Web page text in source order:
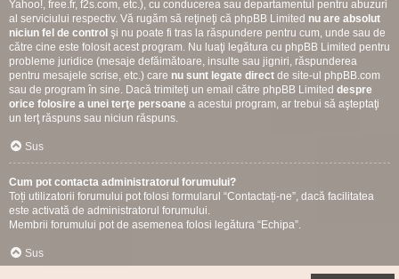
Yahoo!, free.fr, f2s.com, etc.), cu conducerea sau departamentul pentru abuzuri
al serviciului respectiv. Vă rugăm să reţineţi că phpBB Limited nu are absolut
niciun fel de control şi nu poate fi tras la răspundere pentru cum, unde sau de
către cine este folosit acest program. Nu luaţi legătura cu phpBB Limited pentru
probleme juridice (mesaje defăimătoare, insulte sau jigniri, răspunderea
pentru mesajele scrise, etc.) care nu sunt legate direct de site-ul phpBB.com
sau de program în sine. Dacă trimiteţi un email către phpBB Limited despre
orice folosire a unei terţe persoane a acestui program, ar trebui să aşteptaţi
un terţ răspuns sau niciun răspuns.
Sus
Cum pot contacta administratorul forumului?
Toți utilizatorii forumului pot folosi formularul “Contactați-ne”, dacă facilitatea
este activată de administratorul forumului.
Membrii forumului pot de asemenea folosi legătura “Echipa”.
Sus